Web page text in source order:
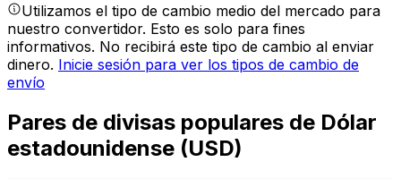
Utilizamos el tipo de cambio medio del mercado para
nuestro convertidor. Esto es solo para fines
informativos. No recibirá este tipo de cambio al enviar
dinero. Inicie sesión para ver los tipos de cambio de
envío
Pares de divisas populares de Dólar
estadounidense (USD)